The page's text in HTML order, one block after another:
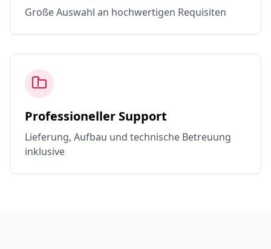
Große Auswahl an hochwertigen Requisiten
Professioneller Support
Lieferung, Aufbau und technische Betreuung
inklusive